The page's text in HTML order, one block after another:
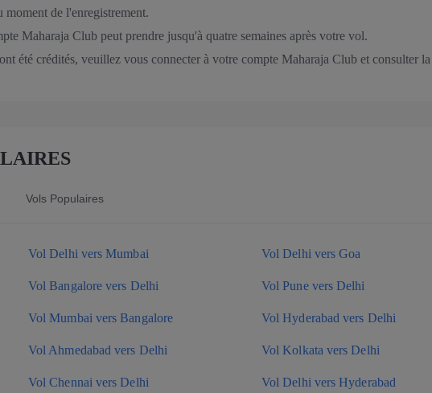
de l'enregistrement.
Maharaja Club peut prendre jusqu'à quatre semaines après votre vol.
été crédités, veuillez vous connecter à votre compte Maharaja Club et consulter
Vols Populaires
Vol Delhi vers Mumbai Vol Delhi vers Goa
Vol Bangalore vers Delhi Vol Pune vers Delhi
Vol Mumbai vers Bangalore Vol Hyderabad vers Delhi
Vol Ahmedabad vers Delhi Vol Kolkata vers Delhi
Vol Chennai vers Delhi Vol Delhi vers Hyderabad